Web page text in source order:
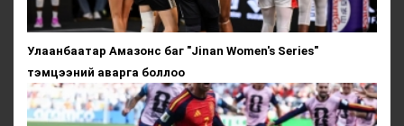
Улаанбаатар Амазонс баг "Jinan Women's Series"
тэмцээний аварга боллоо